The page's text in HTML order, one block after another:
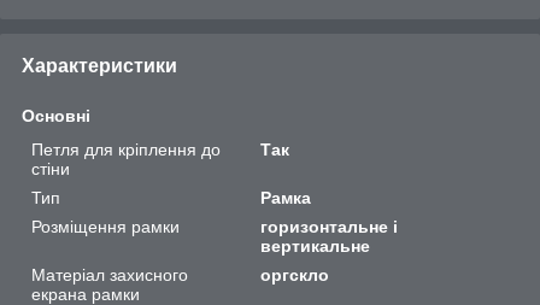
Характеристики
Основні
Петля для кріплення до
стіни
Так
Тип
Рамка
Розміщення рамки
горизонтальне і
вертикальне
Матеріал захисного
екрана рамки
оргскло